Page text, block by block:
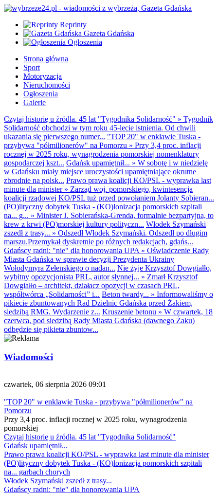
Reprinty
Gazeta Gdańska
Ogłoszenia
Strona główna
Sport
Motoryzacja
Nieruchomości
Ogłoszenia
Galerie
Czytaj historię u źródła. 45 lat "Tygodnika Solidarność" » Tygodnik
Solidarność obchodzi w tym roku 45-lecie istnienia. Od chwili
ukazania się pierwszego numer... "TOP 20" w enklawie Tuska -
przybywa "półmilionerów" na Pomorzu » Przy 3,4 proc. inflacji
rocznej w 2025 roku, wynagrodzenia pomorskiej nomenklatury
gospodarczej kszt... Gdańsk upamiętnił... » W sobotę i w niedzielę
w Gdańsku miały miejsce uroczystości upamiętniające okrutne
zbrodnie na polsk... Prawo prawa koalicji KO/PSL - wyprawka last
minute dla minister» Zarząd woj. pomorskiego, kwintesencja
koalicji rządowej KO/PSL tuż przed powołaniem Jolanty Sobieran...
(PO)lityczny dobytek Tuska - (KO)lonizacja pomorskich szpitali
na... g... » Minister J. Sobierańska-Grenda, formalnie bezpartyjna, to
krew z krwi (PO)morskiej kultury polityczn... Włodek Szymański
zszedł z trasy... » Odszedł Włodek Szymański. Odszedł po długim
marszu.Przemykał dyskretnie po różnych redakcjach, gdańs...
Gdańscy radni: "nie" dla honorowania UPA » Oświadczenie Rady
Miasta Gdańska w sprawie decyzji Prezydenta Ukrainy
Wołodymyra Zełenskiego o nadan... Nie żyje Krzysztof Dowgiałło,
wybitny opozycjonista PRL, autor słynnej... » Zmarł Krzysztof
Dowgiałło – architekt, działacz opozycji w czasach PRL,
współtwórca „Solidarności” i... Beton twardy... » Informowaliśmy o
pikiecie zbuntowanych Rad Dzielnic Gdańska przed Żakiem,
siedzibą RMG. Wydarzenie z... Kruszenie betonu » W czwartek, 18
czerwca, pod siedzibą Rady Miasta Gdańska (dawnego Żaku)
odbędzie się pikieta zbuntow...
Wiadomości
czwartek, 06 sierpnia 2026 09:01
"TOP 20" w enklawie Tuska - przybywa "półmilionerów" na
Pomorzu
Przy 3,4 proc. inflacji rocznej w 2025 roku, wynagrodzenia
pomorskiej
Czytaj historię u źródła. 45 lat "Tygodnika Solidarność"
Gdańsk upamiętnił...
Prawo prawa koalicji KO/PSL - wyprawka last minute dla minister
(PO)lityczny dobytek Tuska - (KO)lonizacja pomorskich szpitali
na... garbach chorych
Włodek Szymański zszedł z trasy...
Gdańscy radni: "nie" dla honorowania UPA